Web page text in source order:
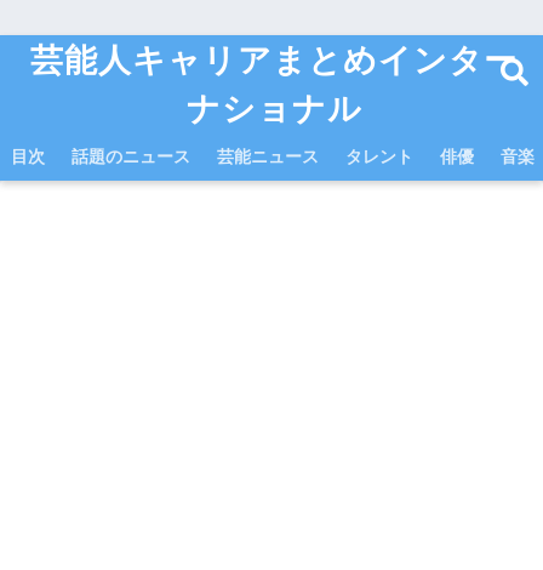
芸能人キャリアまとめインター
ナショナル
目次 話題のニュース 芸能ニュース タレント 俳優 音楽